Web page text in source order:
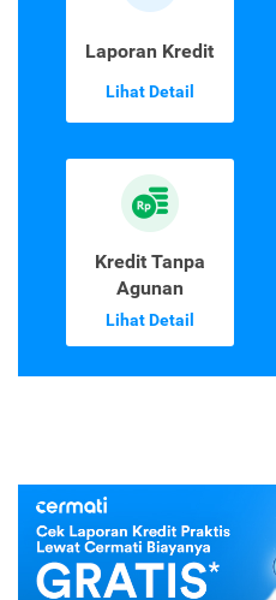
Laporan Kredit
Lihat Detail
Kredit Tanpa
Agunan
Lihat Detail